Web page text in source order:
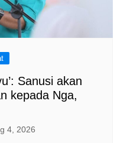
Sanusi akan
kepada Nga,
4, 2026